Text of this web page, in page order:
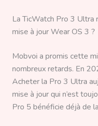
La TicWatch Pro 3
mise à jour Wear OS 3 ?
Mobvoi a promis cette
nombreux retards. En
Acheter la Pro 3 Ultra
mise à jour qui n’est
Pro 5 bénéficie déjà de